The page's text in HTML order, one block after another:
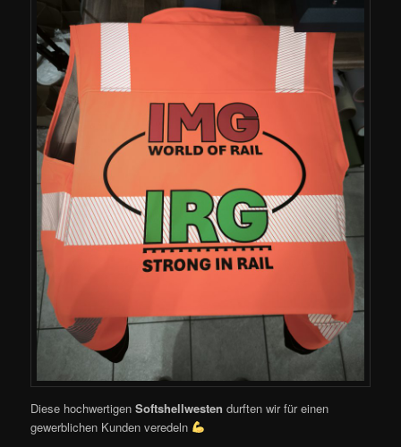
Diese hochwertigenSoftshellwesten durften wir für einen
gewerblichen Kunden veredeln